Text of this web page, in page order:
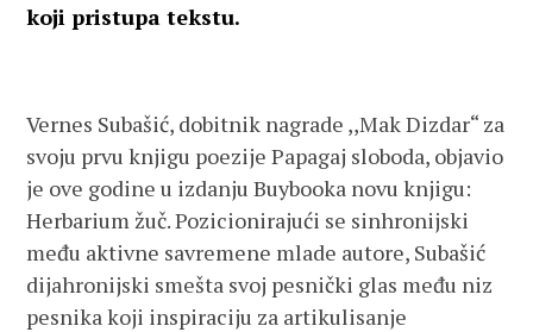
koji pristupa tekstu.
Vernes Subašić, dobitnik nagrade ,,Mak Dizdar“ za
svoju prvu knjigu poezije Papagaj sloboda, objavio
je ove godine u izdanju Buybooka novu knjigu:
Herbarium žuč. Pozicionirajući se sinhronijski
među aktivne savremene mlade autore, Subašić
dijahronijski smešta svoj pesnički glas među niz
pesnika koji inspiraciju za artikulisanje